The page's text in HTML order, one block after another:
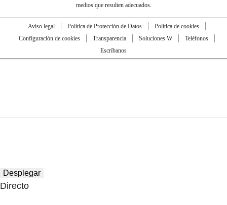
medios que resulten adecuados.
Aviso legal Política de Protección de Datos
Política de cookies
Configuración de cookies
Transparencia Soluciones W
Teléfonos
Escríbanos
Desplegar
Directo